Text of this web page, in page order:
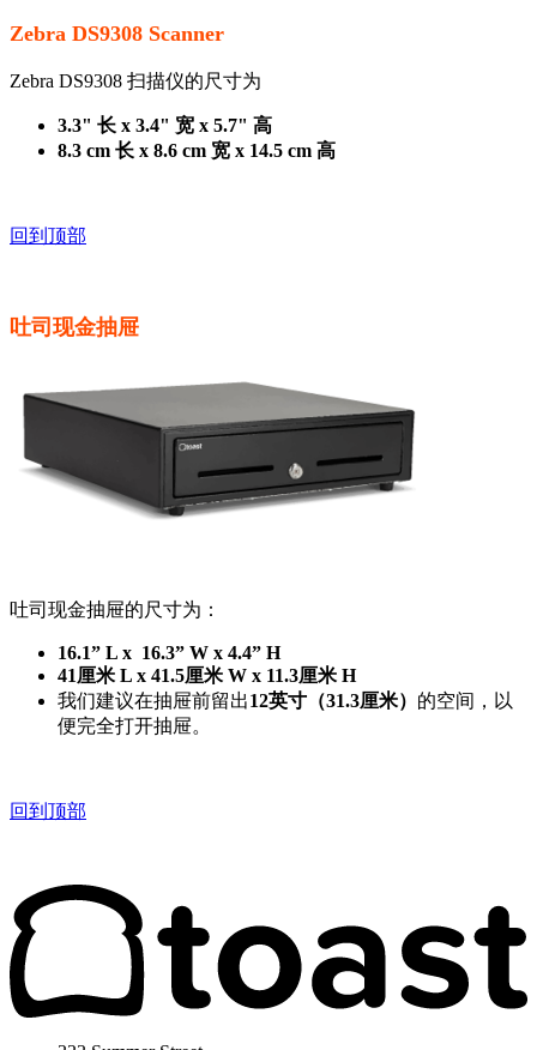
Zebra DS9308 Scanner
Zebra DS9308 扫描仪的尺寸为
3.3" 长 x 3.4" 宽 x 5.7" 高
8.3 cm 长 x 8.6 cm 宽 x 14.5 cm 高
回到顶部
吐司现金抽屉
吐司现金抽屉的尺寸为：
16.1” L x 16.3” W x 4.4” H
41厘米 L x 41.5厘米 W x 11.3厘米 H
我们建议在抽屉前留出12英寸（31.3厘米） 的空间，以
便完全打开抽屉。
回到顶部